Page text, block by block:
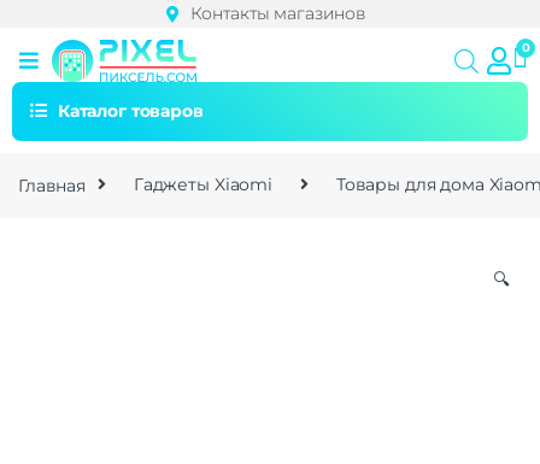
Контакты магазинов
Каталог товаров
Главная Гаджеты Xiaomi Товары для дома
🔍